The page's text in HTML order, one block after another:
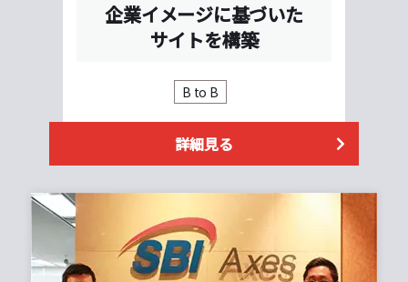
企業イメージに基づいた
サイトを構築
B to B
詳細見る